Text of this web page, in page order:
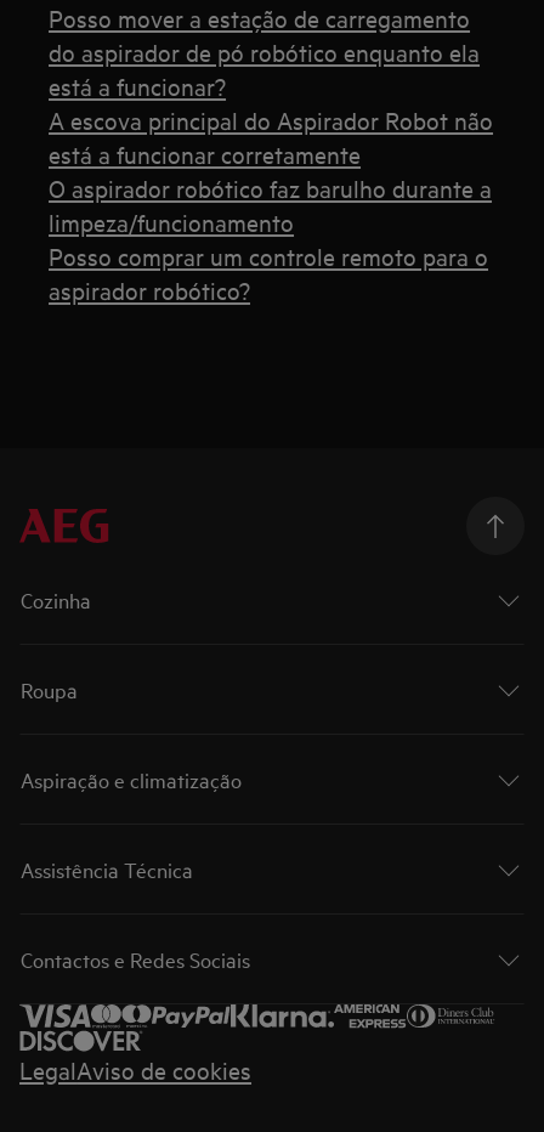
Posso mover a estação de carregamento
do aspirador de pó robótico enquanto ela
está a funcionar?
A escova principal do Aspirador Robot não
está a funcionar corretamente
O aspirador robótico faz barulho durante a
limpeza/funcionamento
Posso comprar um controle remoto para o
aspirador robótico?
Cozinha
Roupa
Aspiração e climatização
Assistência Técnica
Contactos e Redes Sociais
LegalAviso de cookies